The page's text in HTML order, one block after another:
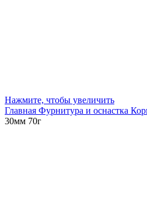
Нажмите, чтобы увеличить
Главная Фурнитура и оснастка
30мм 70г